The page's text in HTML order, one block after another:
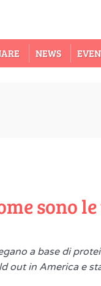
NEWS
sono
a base di
out in America e